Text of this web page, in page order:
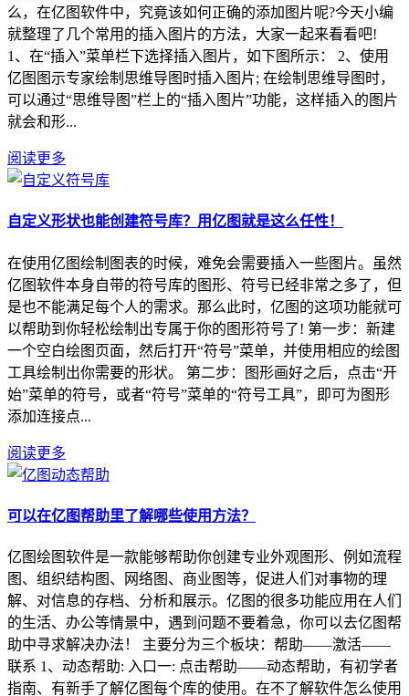
么，在亿图软件中，究竟该如何正确的添加图片呢?今天小编
就整理了几个常用的插入图片的方法，大家一起来看看吧!
1、在“插入”菜单栏下选择插入图片，如下图所示： 2、使用
亿图图示专家绘制思维导图时插入图片; 在绘制思维导图时，
可以通过“思维导图”栏上的“插入图片”功能，这样插入的图片
就会和形...
阅读更多
自定义形状也能创建符号库？用亿图就是这么任性！
在使用亿图绘制图表的时候，难免会需要插入一些图片。虽然
亿图软件本身自带的符号库的图形、符号已经非常之多了，但
是也不能满足每个人的需求。那么此时，亿图的这项功能就可
以帮助到你轻松绘制出专属于你的图形符号了! 第一步：新建
一个空白绘图页面，然后打开“符号”菜单，并使用相应的绘图
工具绘制出你需要的形状。 第二步：图形画好之后，点击“开
始”菜单的符号，或者“符号”菜单的“符号工具”，即可为图形
添加连接点...
阅读更多
可以在亿图帮助里了解哪些使用方法？
亿图绘图软件是一款能够帮助你创建专业外观图形、例如流程
图、组织结构图、网络图、商业图等，促进人们对事物的理
解、对信息的存档、分析和展示。亿图的很多功能应用在人们
的生活、办公等情景中，遇到问题不要着急，你可以去亿图帮
助中寻求解决办法！ 主要分为三个板块：帮助——激活——
联系 1、动态帮助: 入口一: 点击帮助——动态帮助，有初学者
指南、有新手了解亿图每个库的使用。在不了解软件怎么使用